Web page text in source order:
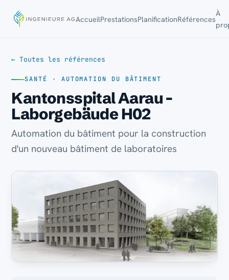
AccueilPrestationsPlanificationRéférences
À
← Toutes les références
SANTÉ · AUTOMATION DU BÂTIMENT
Kantonsspital Aarau -
Laborgebäude H02
Automation du bâtiment pour la construction
d'un nouveau bâtiment de laboratoires